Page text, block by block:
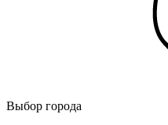
Выбор города